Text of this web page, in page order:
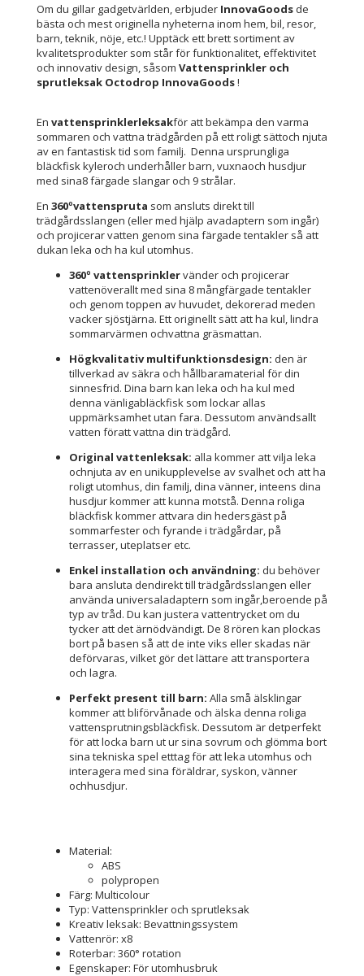
Om du gillar gadgetvärlden, erbjuder InnovaGoods de
bästa och mest originella nyheterna inom hem, bil, resor,
barn, teknik, nöje, etc.! Upptäck ett brett sortiment av
kvalitetsprodukter som står för funktionalitet, effektivitet
och innovativ design, såsom Vattensprinkler och
sprutleksak Octodrop InnovaGoods!
En vattensprinklerleksakför att bekämpa den varma
sommaren och vattna trädgården på ett roligt sättoch njuta
av en fantastisk tid som familj. Denna ursprungliga
bläckfisk kyleroch underhåller barn, vuxnaoch husdjur
med sina8 färgade slangar och 9 strålar.
En 360ºvattenspruta som ansluts direkt till
trädgårdsslangen (eller med hjälp avadaptern som ingår)
och projicerar vatten genom sina färgade tentakler så att
dukan leka och ha kul utomhus.
360º vattensprinklervänder och projicerar
vattenöverallt med sina 8 mångfärgade tentakler
och genom toppen av huvudet, dekorerad meden
vacker sjöstjärna. Ett originellt sätt att ha kul, lindra
sommarvärmen ochvattna gräsmattan.
Högkvalitativ multifunktionsdesign: den är
tillverkad av säkra och hållbaramaterial för din
sinnesfrid. Dina barn kan leka och ha kul med
denna vänligabläckfisk som lockar allas
uppmärksamhet utan fara. Dessutom användsallt
vatten föratt vattna din trädgård.
Original vattenleksak: alla kommer att vilja leka
ochnjuta av en unikupplevelse av svalhet och att ha
roligt utomhus, din familj, dina vänner, inteens dina
husdjur kommer att kunna motstå. Denna roliga
bläckfisk kommer attvara din hedersgäst på
sommarfester och fyrande i trädgårdar, på
terrasser, uteplatser etc.
Enkel installation och användning: du behöver
bara ansluta dendirekt till trädgårdsslangen eller
använda universaladaptern som ingår,beroende på
typ av tråd. Du kan justera vattentrycket om du
tycker att det ärnödvändigt. De 8 rören kan plockas
bort på basen så att de inte viks eller skadas när
deförvaras, vilket gör det lättare att transportera
och lagra.
Perfekt present till barn: Alla små älsklingar
kommer att bliförvånade och älska denna roliga
vattensprutningsbläckfisk. Dessutom är detperfekt
för att locka barn ut ur sina sovrum och glömma bort
sina tekniska spel etttag för att leka utomhus och
interagera med sina föräldrar, syskon, vänner
ochhusdjur.
Material:
ABS
polypropen
Färg: Multicolour
Typ: Vattensprinkler och sprutleksak
Kreativ leksak: Bevattningssystem
Vattenrör: x8
Roterbar: 360° rotation
Egenskaper: För utomhusbruk